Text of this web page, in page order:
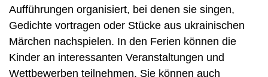
Aufführungen organisiert, bei denen sie singen,
Gedichte vortragen oder Stücke aus ukrainischen
Märchen nachspielen. In den Ferien können die
Kinder an interessanten Veranstaltungen und
Wettbewerben teilnehmen. Sie können auch